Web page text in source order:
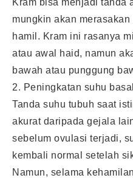
mungkin akan
hamil. Kram ini rasanya
atau awal haid, namun
bawah atau punggung
2. Peningkatan suhu
Tanda suhu tubuh saat
akurat daripada gejala
sebelum ovulasi terjadi,
kembali normal setelah
Namun, selama